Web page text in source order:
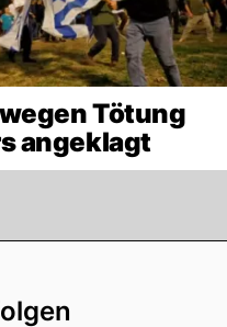
Tötung
angeklagt